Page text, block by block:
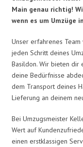
Main genau richtig!
wenn es um Umzüge in
Unser erfahrenes
jeden Schritt deines
Basildon. Wir bieten dir
deine Bedürfnisse
dem Transport deines
Lieferung an deinem
Bei Umzugsmeister
Wert auf
einen erstklassigen